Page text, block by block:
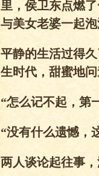
里，侯卫东点燃
与美女老婆一起
平静的生活过得
生时代，甜蜜地
“怎么记不起，第
“没有什么遗憾，
两人谈论起往事